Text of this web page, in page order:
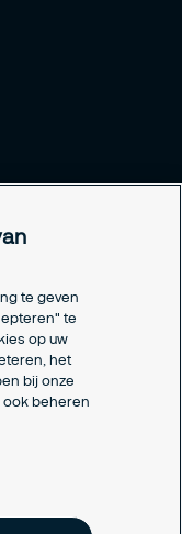
te geven
te
op uw
het
bij onze
ook beheren